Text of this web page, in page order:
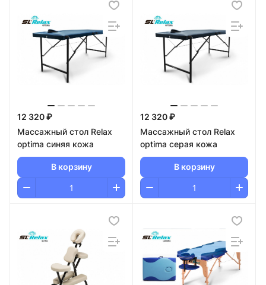
12 320 ₽
Массажный стол Relax
optima синяя кожа
В корзину
12 320 ₽
Массажный стол Relax
optima серая кожа
В корзину